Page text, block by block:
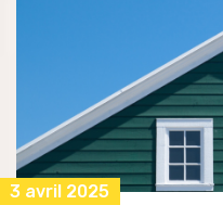
3 avril 2025